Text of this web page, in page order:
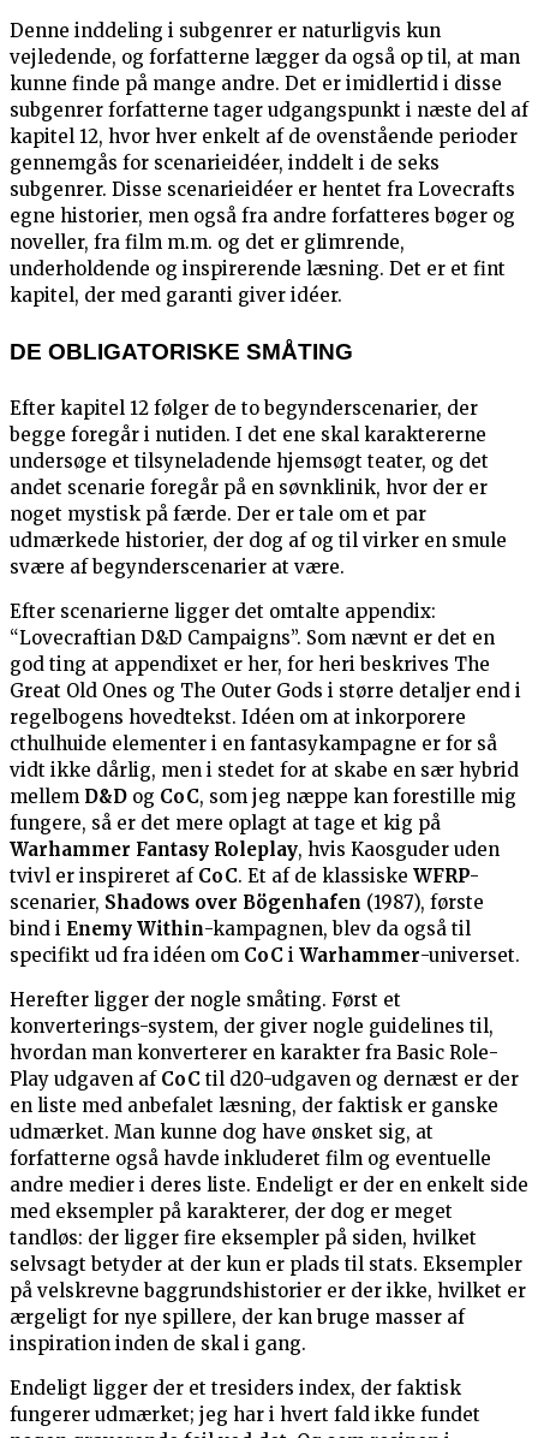
Denne inddeling i subgenrer er naturligvis kun
vejledende, og forfatterne lægger da også op til, at man
kunne finde på mange andre. Det er imidlertid i disse
subgenrer forfatterne tager udgangspunkt i næste del af
kapitel 12, hvor hver enkelt af de ovenstående perioder
gennemgås for scenarieidéer, inddelt i de seks
subgenrer. Disse scenarieidéer er hentet fra Lovecrafts
egne historier, men også fra andre forfatteres bøger og
noveller, fra film m.m. og det er glimrende,
underholdende og inspirerende læsning. Det er et fint
kapitel, der med garanti giver idéer.
DE OBLIGATORISKE SMÅTING
Efter kapitel 12 følger de to begynderscenarier, der
begge foregår i nutiden. I det ene skal karaktererne
undersøge et tilsyneladende hjemsøgt teater, og det
andet scenarie foregår på en søvnklinik, hvor der er
noget mystisk på færde. Der er tale om et par
udmærkede historier, der dog af og til virker en smule
svære af begynderscenarier at være.
Efter scenarierne ligger det omtalte appendix:
“Lovecraftian D&D Campaigns”. Som nævnt er det en
god ting at appendixet er her, for heri beskrives The
Great Old Ones og The Outer Gods i større detaljer end i
regelbogens hovedtekst. Idéen om at inkorporere
cthulhuide elementer i en fantasykampagne er for så
vidt ikke dårlig, men i stedet for at skabe en sær hybrid
mellem D&D og CoC, som jeg næppe kan forestille mig
fungere, så er det mere oplagt at tage et kig på
Warhammer Fantasy Roleplay, hvis Kaosguder uden
tvivl er inspireret af CoC. Et af de klassiske WFRP-
scenarier, Shadows over Bögenhafen (1987), første
bind i Enemy Within-kampagnen, blev da også til
specifikt ud fra idéen om CoC i Warhammer-universet.
Herefter ligger der nogle småting. Først et
konverterings-system, der giver nogle guidelines til,
hvordan man konverterer en karakter fra Basic Role-
Play udgaven af CoC til d20-udgaven og dernæst er der
en liste med anbefalet læsning, der faktisk er ganske
udmærket. Man kunne dog have ønsket sig, at
forfatterne også havde inkluderet film og eventuelle
andre medier i deres liste. Endeligt er der en enkelt side
med eksempler på karakterer, der dog er meget
tandløs: der ligger fire eksempler på siden, hvilket
selvsagt betyder at der kun er plads til stats. Eksempler
på velskrevne baggrundshistorier er der ikke, hvilket er
ærgeligt for nye spillere, der kan bruge masser af
inspiration inden de skal i gang.
Endeligt ligger der et tresiders index, der faktisk
fungerer udmærket; jeg har i hvert fald ikke fundet